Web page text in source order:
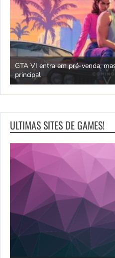
GTA VI entra em pré-venda,
principal
ULTIMAS SITES DE GAMES!